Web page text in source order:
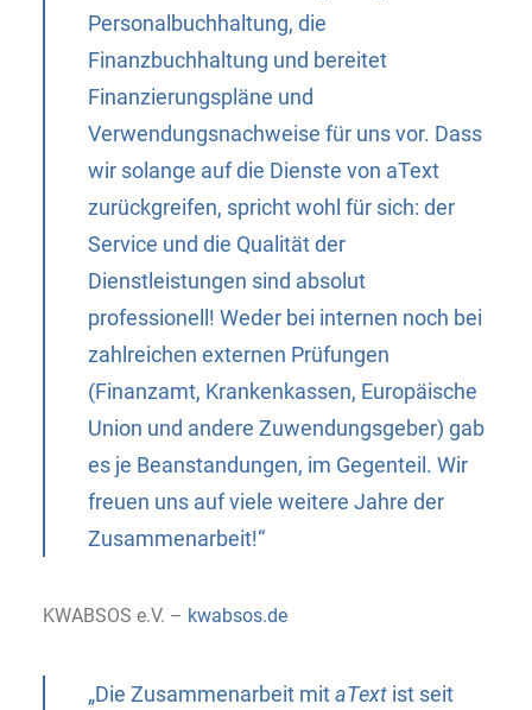
Personalbuchhaltung, die
Finanzbuchhaltung und bereitet
Finanzierungspläne und
Verwendungsnachweise für uns vor. Dass
wir solange auf die Dienste von aText
zurückgreifen, spricht wohl für sich: der
Service und die Qualität der
Dienstleistungen sind absolut
professionell! Weder bei internen noch bei
zahlreichen externen Prüfungen
(Finanzamt, Krankenkassen, Europäische
Union und andere Zuwendungsgeber) gab
es je Beanstandungen, im Gegenteil. Wir
freuen uns auf viele weitere Jahre der
Zusammenarbeit!“
KWABSOS e.V. – kwabsos.de
„Die Zusammenarbeit mitaText ist seit